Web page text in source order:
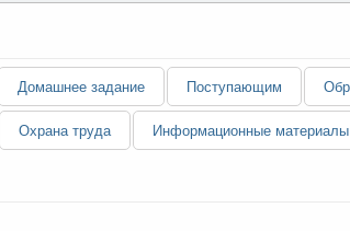
Домашнее задание Поступающим
Охрана труда Информационные